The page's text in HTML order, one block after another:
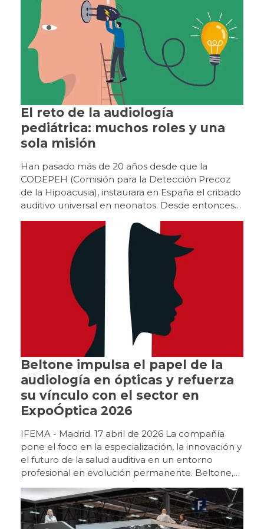
El reto de la audiología
pediátrica: muchos roles y una
sola misión
Han pasado más de 20 años desde que la CODEPEH (Comisión para la Detección Precoz de la Hipoacusia), instaurara en España el cribado auditivo universal en neonatos. Desde entonces se ha recorrido un largo camino, los protocolos de evaluación se han agilizado y mejorado y la detección y el diagnóstico de la hipoacusia en los primeros meses de vida es una realidad desde hace unos años. Las implicaciones en la Audiología de tan notables avances son innegables; los otorrinos infantiles, los fabricantes de audífonos y los especialistas dedicados tradicionalmente a la Audiología protésica pediátrica, han tenido que formarse y emplearse a fondo para poder responder con celeridad y precisión a esta nueva demanda de amplificación y estimulación auditiva a edades tan tempranas. Pero el trabajo en Audiología pediátrica va mucho más allá de la evaluación auditiva y la ulterior adaptación de audífonos. Jace Wolfe, especialista en Audiología pediátrica, escribe en un reciente artículo publicado en el blog de audiología del fabricante de audífonos Phonak, sobre los muchos «sombreros» que el audiólogo pediátrico debe llevar, con el objetivo de proporcionar el mejor asesoramiento posible a la familia y de optimizar los resultados de la estimulación. Aunque la evidencia de que la Audiología pediátrica tiene muchas caras existe desde que se publicaron los primeros «manuales» de Audiología en niños, allá por los años 70 (inevitable acordarse, por ejemplo, de la primera edición de Hearing in Children de Northern, en 1974), está claro que la detección precoz ha hecho que muchas familias entren por primera vez en el mundo de la pérdida auditiva con sus bebés de tres o cuatro meses, con la ilusión de la nueva vida ensombrecida por el reciente hallazgo y con una absoluta y total incertidumbre hacia el futuro. Como numerosos estudios concluyen, alrededor del 95% de los niños que nacen con hipoacusia son hijos de padres oyentes, que nunca tuvieron contacto alguno con niños con pérdida auditiva, y que quizá toda su relación con este mundo se reduce a algún abuelo o abuela que ha llevado audífonos en sus últimos años de vida. Alrededor del 95% de los niños que nacen con hipoacusia son hijos de padres oyentes, que nunca tuvieron contacto alguno con niños con pérdida auditiva. Así, uno de nuestros «sombreros» más importantes como audiólogos pediátricos consiste en ser «proveedores de esperanza», y brindar a las familias confianza, información y seguridad hacia el futuro. Hoy día todos los que trabajamos en audiología sabemos los excelentes resultados que los niños obtienen en todas las áreas de desarrollo y socialización en las que la audición se encuentra implicada (lenguaje comprensivo y expresivo, aprendizaje escolar, relaciones personales y familiares, etc.), cuando se brindan los instrumentos necesarios en el momento adecuado, tanto en lo referente a dispositivos de amplificación como a estimulación auditiva y rehabilitación. Ambos instrumentos son imprescindibles e inseparables; solo la conjunción de ambos permitirá alcanzar óptimos resultados y normalizar al máximo la vida de estos niños, equiparando su evolución a la de otros niños normoyentes de su edad lo antes posible. Tal y como menciona Wolfe en el blog, numerosos estudios ratifican esta afirmación. Hutchings y Hogan, en su estudio de 2018, evaluaron las tasas de progreso de un grupo de niños de preescolar con diferentes grados de hipoacusia, con y sin necesidades educativas especiales, después de aplicar un programa individualizado «Auditivo Verbal». Los niños desarrollaron el programa entre 2007 y 2017. Las conclusiones de este estudio mostraron que, en general, el 79% de los niños de esta cohorte alcanzaron puntuaciones de lenguaje hablado apropiadas para su edad. La edad de intervención es un factor determinante, ya que afecta directamente a la plasticidad neuronal y al desarrollo del sistema auditivo y sus diferentes conexiones. Los niños con necesidades educativas especiales, que representaban el 40% de la muestra, alcanzaron un desarrollo menor al de los niños con hipoacusia únicamente, si bien uno de cada dos de los niños con necesidades educativas especiales alcanzó un nivel de lenguaje acorde a su edad al final de su programa individualizado. Partiendo de los resultados de su estudio, los autores concluyeron que garantizar que las familias tengan acceso a una intervención temprana eficaz aumenta las posibilidades de que se adopte un enfoque de comunicación adecuado lo antes posible y de que un niño con necesidades educativas especiales adquiera la capacidad de escuchar y hablar a un ritmo acorde con su potencial. En lo relativo a la edad de implantación o adaptación protésica, las conclusiones son idénticas; la edad de intervención es un factor determinante, ya que la plasticidad neuronal y por tanto los efectos de la hipoacusia en el desarrollo del sistema auditivo y sus diferentes conexiones, cambian drásticamente con la edad, y las consecuencias de una intervención tardía pueden ser devastadoras. La Dra. Oshinaga-Itano, profesora de niños con hipoacusia, audióloga e investigadora, lleva los últimos veinte años estudiando la importancia de la detección e intervención precoz. Para ella, es absolutamente crítico que la intervención se realice en los primeros seis meses de vida, para que los niños con hipoacusia congénita puedan alcanzar los hitos del lenguaje al mismo tiempo que sus pares normoyentes. Señala también que existe un período sensible en el desarrollo de la comunicación que requiere acceso al desarrollo del lenguaje en etapas tempranas de la vida. Aunque son muchos los factores que pueden condicionar la edad de intervención, es evidente que el sistema sanitario español cada vez se acerca más a estos estándares de excelencia. Actualmente, con algunas diferencias determinadas principalmente por el área geográfica de nacimiento, la gran mayoría de los niños diagnosticados con hipoacusia congénita son equipados antes de los seis meses. El tiempo de intervención puede dilatarse algo más en el caso de niños con otras patologías asociadas, especialmente si se trata de patologías graves, o con hipoacusias moderadas o con importante componente transmisivo que pueden dificultar el diagnóstico. Idealmente, según algunos autores, habría que «correr» un poco más, de modo que los niños con hipoacusia deberían tener adaptados sus audífonos a los tres meses y los implantes cocleares (cuando se considere necesario), como máximo entre los 6 y 9 meses. Es crítico que la intervención se realice en los primeros seis meses de vida para que los niños con hipoacusia congénita puedan alcanzar los hitos del lenguaje al mismo tiempo que sus pares normoyentes. Dado que está sobradamente demostrada la importancia de actuar cuanto antes con todo, nuestro papel consiste también en abordar estos temas con determinación cuando hablamos con las familias, especialmente cuando nos encontramos en tiempo «límite». En este sentido, podría decirse también, en palabras de Wolfe, que somos «constructores de cerebros». No es lo mismo hoy que mañana y no es lo mismo una sesión de rehabilitación auditiva a la semana que dos, o tres. En palabras de Carol Flexer, doctora en Audiología norteamericana de extraordinaria trayectoria profesional (la primera persona a la que escuché decir en una conferencia que «oímos con el cerebro») y autora de varias publicaciones sobre Audiología pediátrica, la pérdida auditiva es una «emergencia para el neurodesarrollo». En este sentido, las investigaciones mencionadas en el blog señalan que: — Las áreas cerebrales encargadas del lenguaje hablado se desarrollan durante el primer año de vida. — Hacia el final del primer año, cuando falta la estimulación auditiva, se produce una importante reducción de las sinapsis en las áreas auditivas del cerebro. La privación auditiva durante el primer o segundo año puede provocar cambios irreparables en las redes del lenguaje hablado. — Si los adultos que cuidan a los niños hablan de forma clara e inteligible, se desarrollan redes neuronales que optimizan las habilidades de lenguaje expresivo y lectura. En esta primera etapa tan esencial para el desarrollo, sin llegar a la saturación, podría decirse que «más es mejor», sin perder de vista el bien llamado «aprendizaje incidental», tan importante en este período, que se produce en situaciones no estructuradas de aprendizaje. Las familias tienen que conocer las claves para generar en la vida diaria entornos en los que este aprendizaje incidental pueda producirse y aprovechar al máximo estas oportunidades espontáneas de adquisición de conocimiento. Es vital que transmitamos a las familias la conexión que existe entre estas experiencias auditivas tempranas y el desarrollo del cerebro. Dice Wolfe que otro de nuestros sombreros (¡qué gran responsabilidad!), es ser catalizadores de sueños. De la misma forma que los buenos profesores son catalizadores de conocimiento cuando generan en sus alumnos la curiosidad o el interés por aprender, los audiólogos pediátricos somos catalizadores de sueños (de los niños y de sus familias), cuando favorecemos las condiciones para que alcancen un adecuado desarrollo del lenguaje comprensivo y expresivo. Según los interesantísimos estudios de Moeller y Tomblin (2015), nuestra responsabilidad como catalizadores de sueños es mucho mayor de lo que pensamos. Basta con leer sus conclusiones: — Los niños con pérdida auditiva de leve a severa/profunda corren el riesgo de sufrir un desarrollo del lenguaje insuficiente y la probabilidad aumenta cuando la hipoacusia es mayor y no está convenientemente equipada. — La adaptación de audífonos correctamente programados reduce el riesgo y brinda cierto grado de protección contra el retraso del lenguaje. Una mayor audibilidad con audífonos se asocia con mejores resultados en el lenguaje en edad preescolar.
Beltone impulsa el papel de la
audiología en ópticas y refuerza
su vínculo con el sector en
ExpoÓptica 2026
IFEMA - Madrid. 17 abril de 2026 La compañía
pone el foco en la especialización, la innovación y
el futuro de la salud auditiva en un entorno
profesional en evolución permanente. Beltone,
marca de Grupo GN, ha reforzado su
posicionamiento en ExpoÓptica 2026 como uno
de los principales impulsores de la audiología
dentro del entorno óptico, en un momento clave